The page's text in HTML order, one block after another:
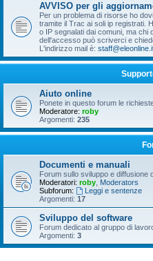
AVVISO per gli
Per un problema di risorse ho
tramite il Trac ai soli ip registrati.
o IP segnalati dai comuni, ma
dell'accesso può scriverci e
L'indirizzo mail è:
Aiuto online
Ponete in questo forum le
Moderatore: roby
Argomenti: 235
Documenti e manuali
Forum sullo sviluppo e diffusione
Moderatori: roby Moderators
Subforum:
Leggi e sentenze
Argomenti: 17
Sviluppo del software
Forum dedicato al gruppo di
Argomenti: 3